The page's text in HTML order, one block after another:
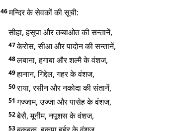
46मन्दिर के सेवकों की सूची:
सीहा, हसूपा और तब्बाओत की सन्तानें,
47केरोस, सीआ और पादोन की सन्तानें,
48लबाना, हगाबा और शल्मै के वंशज,
49हानान, गिद्देल, गहर के वंशज,
50राया, रसीन और नकोदा की संतानें,
51गज्जाम, उज्जा और पासेह के वंशज,
52बेसै, मूनीम, नपूशस के वंशज,
53